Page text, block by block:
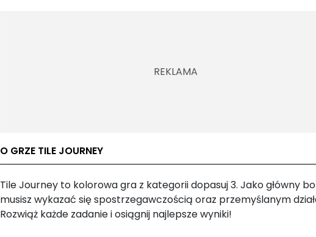
O GRZE TILE JOURNEY
Tile Journey to kolorowa gra z kategorii dopasuj 3. Jako główny
musisz wykazać się spostrzegawczością oraz przemyślanym
Rozwiąż każde zadanie i osiągnij najlepsze wyniki!